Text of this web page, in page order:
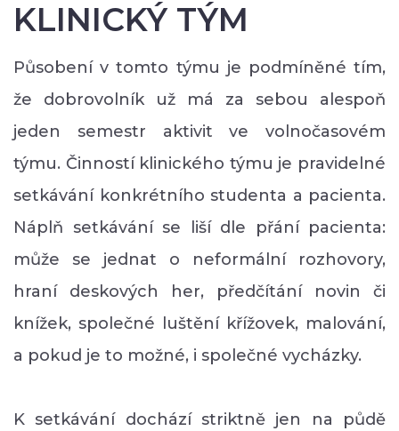
KLINICKÝ TÝM
Působení v tomto týmu je podmíněné tím,
že dobrovolník už má za sebou alespoň
jeden semestr aktivit ve volnočasovém
týmu. Činností klinického týmu je pravidelné
setkávání konkrétního studenta a pacienta.
Náplň setkávání se liší dle přání pacienta:
může se jednat o neformální rozhovory,
hraní deskových her, předčítání novin či
knížek, společné luštění křížovek, malování,
a pokud je to možné, i společné vycházky.
K setkávání dochází striktně jen na půdě